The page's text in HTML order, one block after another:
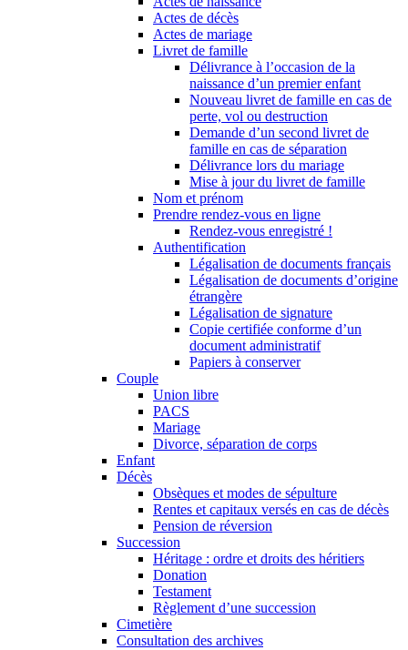
Actes de décès
Actes de mariage
Livret de famille
Délivrance à l’occasion de la
naissance d’un premier enfant
Nouveau livret de famille en cas de
perte, vol ou destruction
Demande d’un second livret de
famille en cas de séparation
Délivrance lors du mariage
Mise à jour du livret de famille
Nom et prénom
Prendre rendez-vous en ligne
Rendez-vous enregistré !
Authentification
Légalisation de documents français
Légalisation de documents d’origine
étrangère
Légalisation de signature
Copie certifiée conforme d’un
document administratif
Papiers à conserver
Couple
Union libre
PACS
Mariage
Divorce, séparation de corps
Enfant
Décès
Obsèques et modes de sépulture
Rentes et capitaux versés en cas de décès
Pension de réversion
Succession
Héritage : ordre et droits des héritiers
Donation
Testament
Règlement d’une succession
Cimetière
Consultation des archives